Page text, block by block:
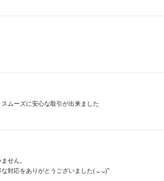
ムーズに安心な取引が出来ました
せん。
対応をありがとうございました( ᴗ ᴗ)"